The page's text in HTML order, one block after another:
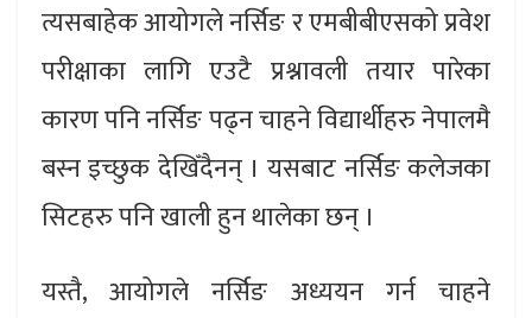
त्यसबाहेक आयोगले नर्सिङ र एमबीबीएसको प्रवेश
परीक्षाका लागि एउटै प्रश्नावली तयार पारेका
कारण पनि नर्सिङ पढ्न चाहने विद्यार्थीहरु नेपालमै
बस्न इच्छुक देखिँदैनन् । यसबाट नर्सिङ कलेजका
सिटहरु पनि खाली हुन थालेका छन् ।
यस्तै, आयोगले नर्सिङ अध्ययन गर्न चाहने